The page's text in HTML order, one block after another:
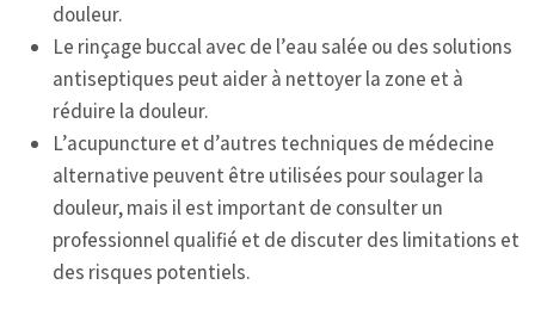
douleur.
Le rinçage buccal avec de l’eau salée ou des solutions
antiseptiques peut aider à nettoyer la zone et à
réduire la douleur.
L’acupuncture et d’autres techniques de médecine
alternative peuvent être utilisées pour soulager la
douleur, mais il est important de consulter un
professionnel qualifié et de discuter des limitations et
des risques potentiels.